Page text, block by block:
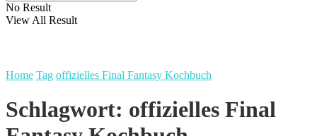
No Result
View All Result
Home Tag offizielles Final Fantasy Kochbuch
Schlagwort: offizielles Final